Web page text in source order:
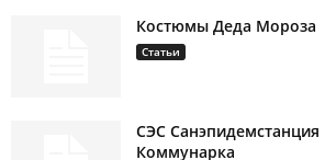
Костюмы Деда Мороза
Статьи
СЭС Санэпидемстанция
Коммунарка